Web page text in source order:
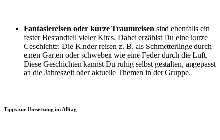
Fantasiereisen oder kurze Traumreisen sind ebenfalls ein
fester Bestandteil vieler Kitas. Dabei erzählst Du eine kurze
Geschichte: Die Kinder reisen z. B. als Schmetterlinge durch
einen Garten oder schweben wie eine Feder durch die Luft.
Diese Geschichten kannst Du ruhig selbst gestalten, angepasst
an die Jahreszeit oder aktuelle Themen in der Gruppe.
Tipps zur Umsetzung im Alltag